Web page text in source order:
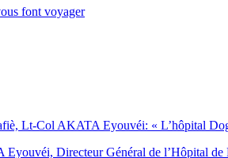
font voyager
Lt-Col AKATA Eyouvéi: « L’hôpital
Directeur Général de l’Hôpital